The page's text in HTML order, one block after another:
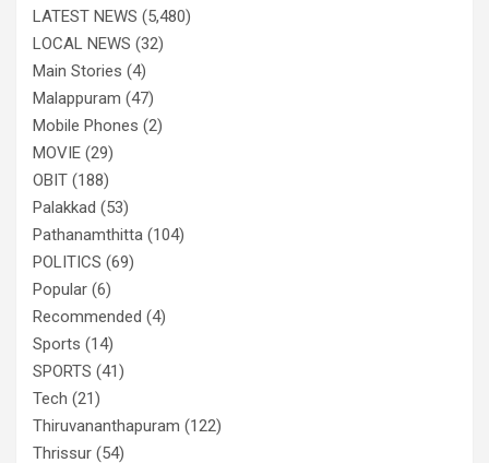
LATEST NEWS (5,480)
LOCAL NEWS (32)
Main Stories (4)
Malappuram (47)
Mobile Phones (2)
MOVIE (29)
OBIT (188)
Palakkad (53)
Pathanamthitta (104)
POLITICS (69)
Popular (6)
Recommended (4)
Sports (14)
SPORTS (41)
Tech (21)
Thiruvananthapuram (122)
Thrissur (54)